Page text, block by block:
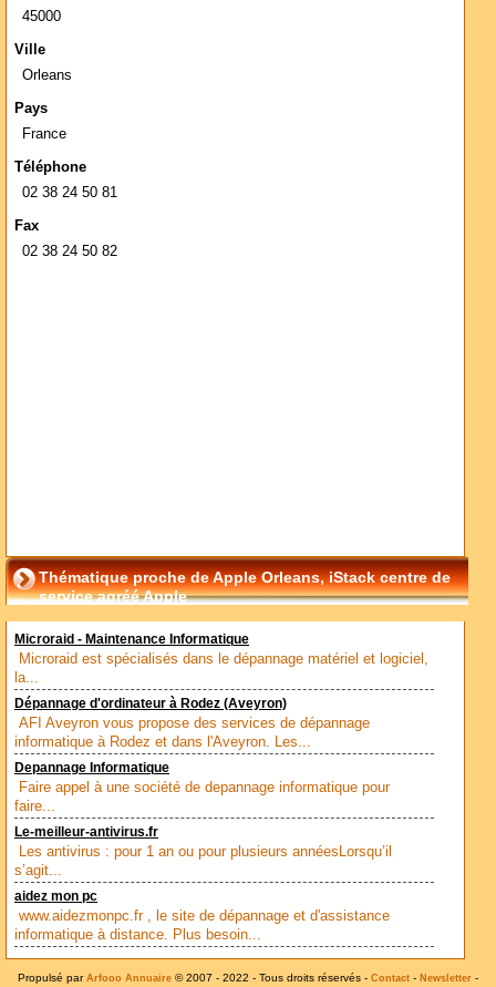
45000
Ville
Orleans
Pays
France
Téléphone
02 38 24 50 81
Fax
02 38 24 50 82
Thématique proche de Apple Orleans, iStack centre de
service agréé Apple
Microraid - Maintenance Informatique
Microraid est spécialisés dans le dépannage matériel et logiciel,
la...
Dépannage d'ordinateur à Rodez (Aveyron)
AFI Aveyron vous propose des services de dépannage
informatique à Rodez et dans l'Aveyron. Les...
Depannage Informatique
Faire appel à une société de depannage informatique pour
faire...
Le-meilleur-antivirus.fr
Les antivirus : pour 1 an ou pour plusieurs annéesLorsqu’il
s’agit...
aidez mon pc
www.aidezmonpc.fr , le site de dépannage et d'assistance
informatique à distance. Plus besoin...
Propulsé par Arfooo Annuaire © 2007 - 2022 - Tous droits réservés - Contact - Newsletter -